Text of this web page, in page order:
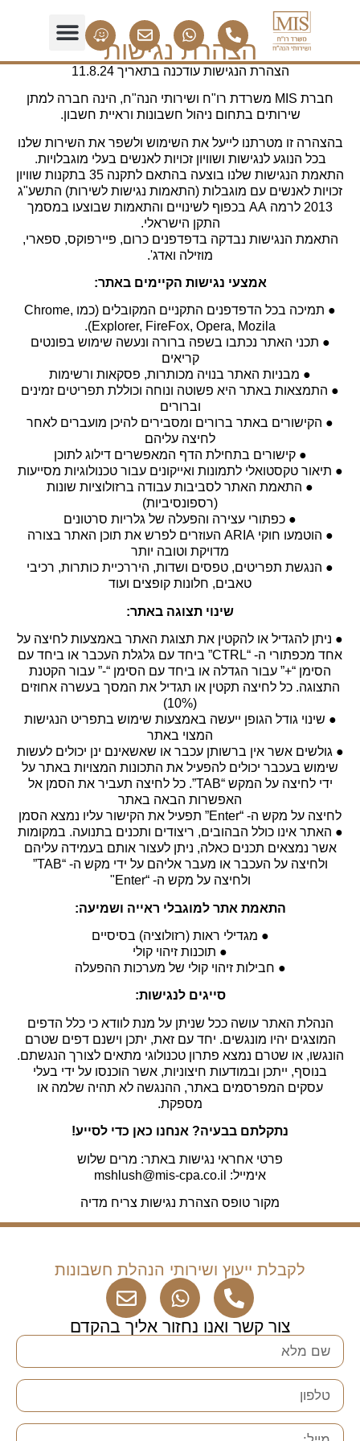
הצהרת נגישות
הצהרת הנגישות עודכנה בתאריך 11.8.24
חברת MIS משרדת רו"ח ושירותי הנה"ח, הינה חברה למתן
שירותים בתחום ניהול חשבונות וראיית חשבון.
בהצהרה זו מטרתנו לייעל את השימוש ולשפר את השירות שלנו
בכל הנוגע לנגישות ושוויון זכויות לאנשים בעלי מוגבלויות.
התאמת הנגישות שלנו בוצעה בהתאם לתקנה 35 בתקנות שוויון
זכויות לאנשים עם מוגבלות (התאמות נגישות לשירות) התשע"ג
2013 לרמה AA בכפוף לשינויים והתאמות שבוצעו במסמך
התקן הישראלי.
התאמת הנגישות נבדקה בדפדפנים כרום, פיירפוקס, ספארי,
מוזילה ואדג'.
אמצעי נגישות הקיימים באתר:
● תמיכה בכל הדפדפנים התקניים המקובלים (כמו Chrome,
Explorer, FireFox, Opera, Mozila).
● תכני האתר נכתבו בשפה ברורה ונעשה שימוש בפונטים
קריאים
● מבניות האתר בנויה מכותרות, פסקאות ורשימות
● התמצאות באתר היא פשוטה ונוחה וכוללת תפריטים זמינים
וברורים
● הקישורים באתר ברורים ומסבירים להיכן מועברים לאחר
לחיצה עליהם
● קישורים בתחילת הדף המאפשרים דילוג לתוכן
● תיאור טקסטואלי לתמונות ואייקונים עבור טכנולוגיות מסייעות
● התאמת האתר לסביבות עבודה ברזולוציות שונות
(רספונסיביות)
● כפתורי עצירה והפעלה של גלריות סרטונים
● הוטמעו חוקי ARIA העוזרים לפרש את תוכן האתר בצורה
מדויקת וטובה יותר
● הנגשת תפריטים, טפסים ושדות, היררכיית כותרות, רכיבי
טאבים, חלונות קופצים ועוד
שינוי תצוגה באתר:
● ניתן להגדיל או להקטין את תצוגת האתר באמצעות לחיצה על
אחד מכפתורי ה- “CTRL” ביחד עם גלגלת העכבר או ביחד עם
הסימן “+” עבור הגדלה או ביחד עם הסימן “-” עבור הקטנת
התצוגה. כל לחיצה תקטין או תגדיל את המסך בעשרה אחוזים
(10%)
● שינוי גודל הגופן ייעשה באמצעות שימוש בתפריט הנגישות
המצוי באתר
● גולשים אשר אין ברשותן עכבר או שאשאינם ינן יכולים לעשות
שימוש בעכבר יכולים להפעיל את התכונות המצויות באתר על
ידי לחיצה על המקש “TAB”. כל לחיצה תעביר את הסמן אל
האפשרות הבאה באתר
לחיצה על מקש ה- “Enter” תפעיל את הקישור עליו נמצא הסמן
● האתר אינו כולל הבהובים, ריצודים ותכנים בתנועה. במקומות
אשר נמצאים תכנים כאלה, ניתן לעצור אותם בעמידה עליהם
ולחיצה על העכבר או מעבר אליהם על ידי מקש ה- “TAB”
ולחיצה על מקש ה- “Enter"
התאמת אתר למוגבלי ראייה ושמיעה:
● מגדילי ראות (רזולוציה) בסיסיים
● תוכנות זיהוי קולי
● חבילות זיהוי קולי של מערכות ההפעלה
סייגים לנגישות:
הנהלת האתר עושה ככל שניתן על מנת לוודא כי כלל הדפים
המוצגים יהיו מונגשים. יחד עם זאת, יתכן וישנם דפים שטרם
הונגשו, או שטרם נמצא פתרון טכנולוגי מתאים לצורך הנגשתם.
בנוסף, ייתכן ובמודעות חיצוניות, אשר הוכנסו על ידי בעלי
עסקים המפרסמים באתר, ההנגשה לא תהיה שלמה או
מספקת.
נתקלתם בבעיה? אנחנו כאן כדי לסייע!
פרטי אחראי נגישות באתר: מרים שלוש
אימייל: mshlush@mis-cpa.co.il
מקור טופס הצהרת נגישות צריח מדיה
לקבלת ייעוץ ושירותי הנהלת חשבונות
צור קשר ואנו נחזור אליך בהקדם